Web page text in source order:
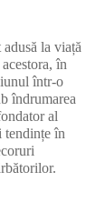
la viață
în
într-o
îndrumarea
al
tendințe în